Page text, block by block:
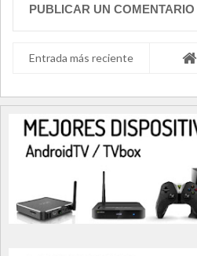
PUBLICAR UN COMENTARIO
Entrada más reciente